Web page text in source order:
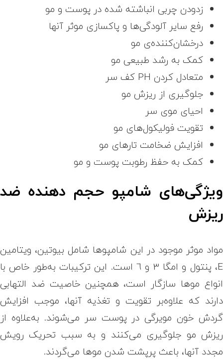
زدودن چربی انباشته شده در پوست و مو
رفع سایر آلودگی‌ها و پاکسازی موثر آنها
درخشان‌کننده‌ی مو
کمک به رشد طبیعی مو
متعادل کردن PH کف سر
جلوگیری از ریزش مو
احیای موی سر
تقویت فولیکول‌های مو
افزایش ضخامت تارهای مو
کمک به حفظ رطوبت پوست و مو
ویژگی‌های شامپو حجم دهنده ضد
ریزش
مواد موثر موجود در این شامپوها شامل بیوتین، ویتامین
E، پنتول و امگا 3 و 6 است. این ترکیبات به‌طور خاص با
انواع موها سازگار است، همچنین خاصیت ضد التهابی
دارند که علاوه‌بر تقویت و تغذیه آنها، موجب افزایش
گردش خون مویرگی در پوست سر می‌شوند. به‌علاوه از
ریزش مو جلوگیری می‌کنند و به سبب تحریک رویش
مجدد آنها، باعث پرپشت شدن موها می‌گردند.